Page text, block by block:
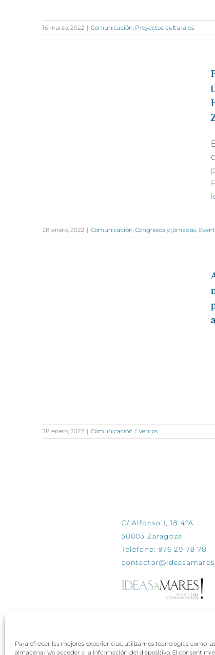
Para ofrecer las mejores experiencias, utilizamos tecnologías como
almacenar y/o acceder a la información del dispositivo. El
16 marzo, 2022 | Comunicación, Proyectos culturales
28 enero, 2022 | Comunicación, Congresos y jornadas,
28 enero, 2022 | Comunicación, Eventos
C/ Alfonso I, 18 4ºA
50003 Zaragoza
Teléfono: 976 20 78 78